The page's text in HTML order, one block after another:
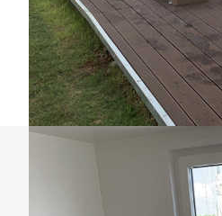
Plavajoče